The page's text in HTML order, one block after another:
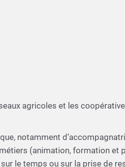
agricoles et les
notamment
(animation, formation et
le temps ou sur la prise de